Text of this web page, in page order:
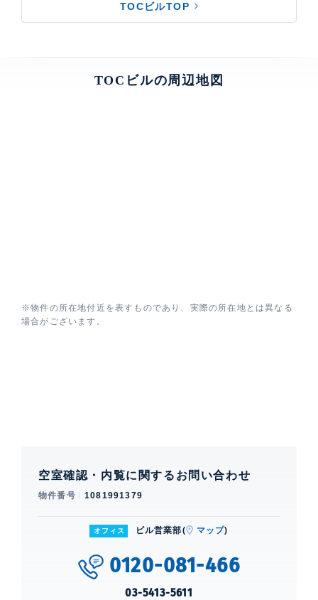
TOCビルTOP
TOCビルの周辺地図
※物件の所在地付近を表すものであり、実際の所在地とは異なる
場合がございます。
空室確認・内覧に関するお問い合わせ
物件番号 1081991379
オフィス ビル営業部( マップ)
0120-081-466
03-5413-5611